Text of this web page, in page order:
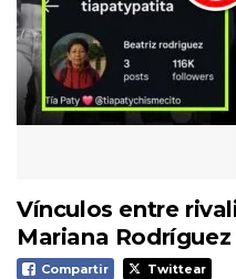
Vínculos entre
Mariana
Compartir Twittear